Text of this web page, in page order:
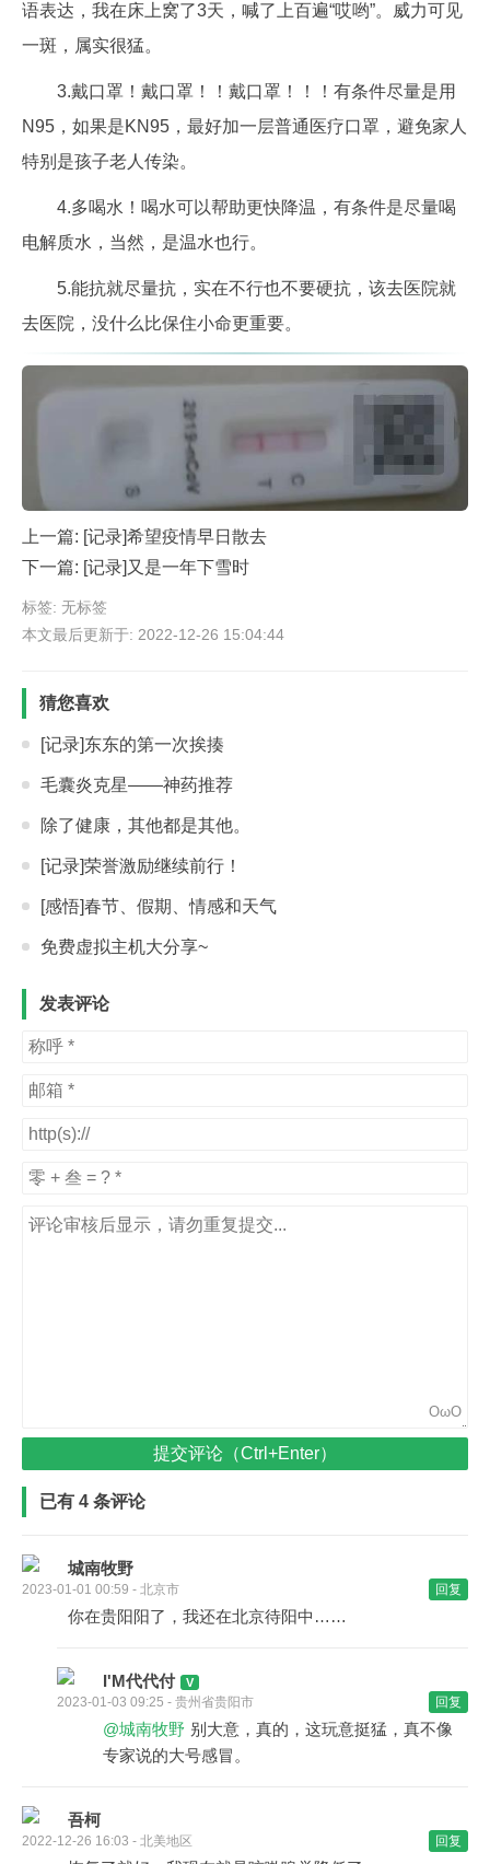
语表达，我在床上窝了3天，喊了上百遍“哎哟”。威力可见
一斑，属实很猛。
3.戴口罩！戴口罩！！戴口罩！！！有条件尽量是用
N95，如果是KN95，最好加一层普通医疗口罩，避免家人
特别是孩子老人传染。
4.多喝水！喝水可以帮助更快降温，有条件是尽量喝
电解质水，当然，是温水也行。
5.能抗就尽量抗，实在不行也不要硬抗，该去医院就
去医院，没什么比保住小命更重要。
上一篇: [记录]希望疫情早日散去
下一篇: [记录]又是一年下雪时
标签: 无标签
本文最后更新于: 2022-12-26 15:04:44
猜您喜欢
[记录]东东的第一次挨揍
毛囊炎克星——神药推荐
除了健康，其他都是其他。
[记录]荣誉激励继续前行！
[感悟]春节、假期、情感和天气
免费虚拟主机大分享~
发表评论
OωO
提交评论（Ctrl+Enter）
已有 4 条评论
城南牧野
2023-01-01 00:59 - 北京市 回复
你在贵阳阳了，我还在北京待阳中……
I'M代代付
2023-01-03 09:25 - 贵州省贵阳市 回复
@城南牧野 别大意，真的，这玩意挺猛，真不像
专家说的大号感冒。
吾柯
2022-12-26 16:03 - 北美地区 回复